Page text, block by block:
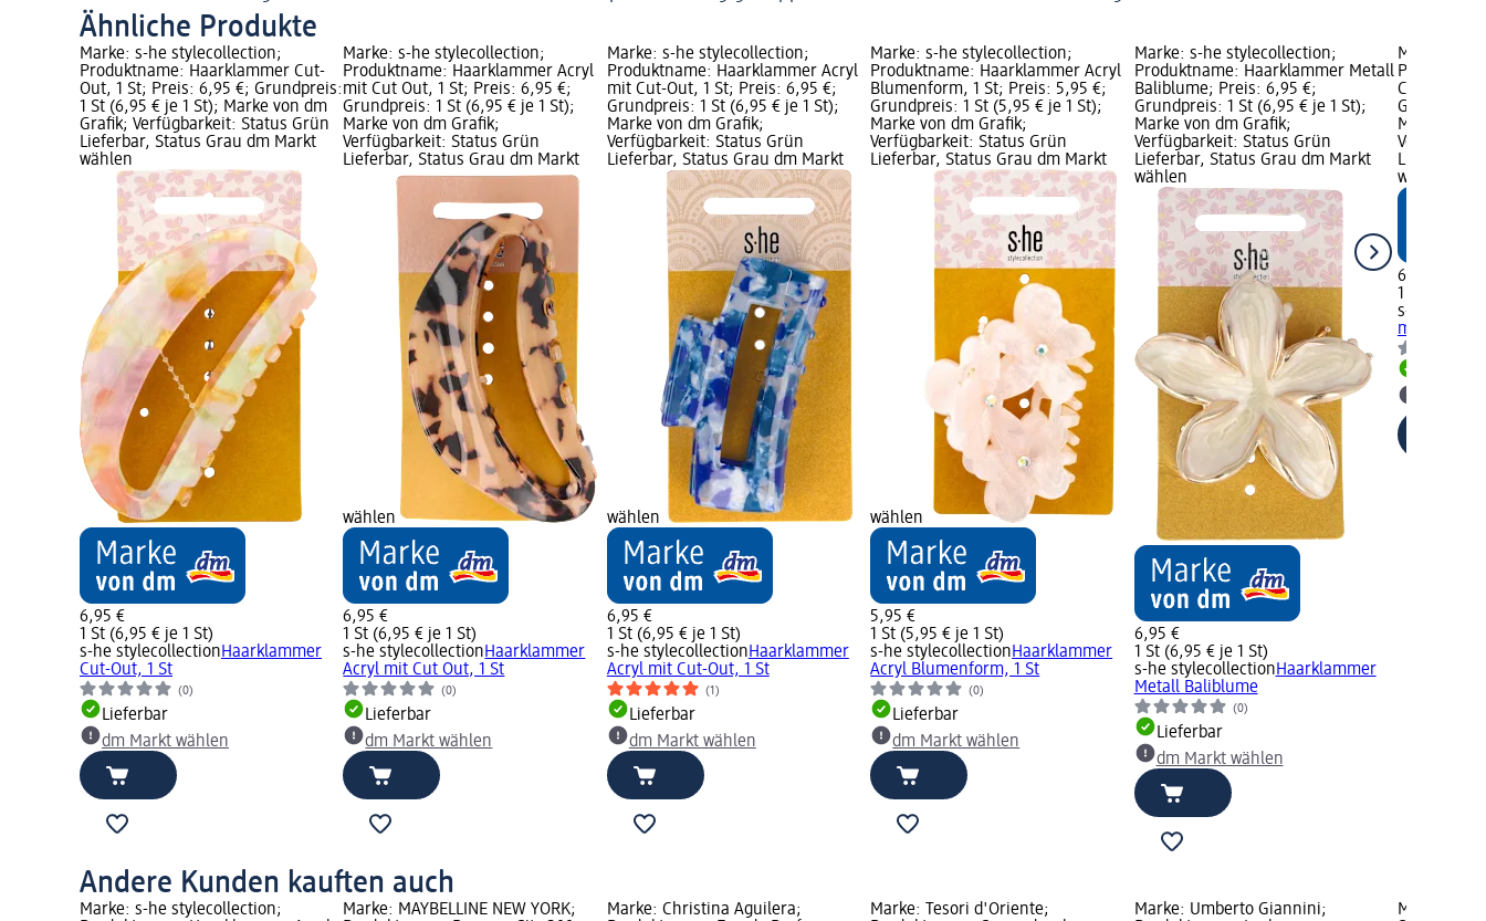
Ähnliche Produkte
Marke: s-he stylecollection;
Produktname: Haarklammer Cut-
Out, 1 St; Preis: 6,95 €; Grundpreis:
1 St (6,95 € je 1 St); Marke von dm
Grafik; Verfügbarkeit: Status Grün
Lieferbar, Status Grau dm Markt
wählen
6,95 €
1 St (6,95 € je 1 St)
s-he stylecollectionHaarklammer
Cut-Out, 1 St
(0)
Lieferbar
dm Markt wählen
Marke: s-he stylecollection;
Produktname: Haarklammer Acryl
mit Cut Out, 1 St; Preis: 6,95 €;
Grundpreis: 1 St (6,95 € je 1 St);
Marke von dm Grafik;
Verfügbarkeit: Status Grün
Lieferbar, Status Grau dm Markt
wählen
6,95 €
1 St (6,95 € je 1 St)
s-he stylecollectionHaarklammer
Acryl mit Cut Out, 1 St
(0)
Lieferbar
dm Markt wählen
Marke: s-he stylecollection;
Produktname: Haarklammer Acryl
mit Cut-Out, 1 St; Preis: 6,95 €;
Grundpreis: 1 St (6,95 € je 1 St);
Marke von dm Grafik;
Verfügbarkeit: Status Grün
Lieferbar, Status Grau dm Markt
wählen
6,95 €
1 St (6,95 € je 1 St)
s-he stylecollectionHaarklammer
Acryl mit Cut-Out, 1 St
(1)
Lieferbar
dm Markt wählen
Marke: s-he stylecollection;
Produktname: Haarklammer Acryl
Blumenform, 1 St; Preis: 5,95 €;
Grundpreis: 1 St (5,95 € je 1 St);
Marke von dm Grafik;
Verfügbarkeit: Status Grün
Lieferbar, Status Grau dm Markt
wählen
5,95 €
1 St (5,95 € je 1 St)
s-he stylecollectionHaarklammer
Acryl Blumenform, 1 St
(0)
Lieferbar
dm Markt wählen
Marke: s-he stylecollection;
Produktname: Haarklammer Metall
Baliblume; Preis: 6,95 €;
Grundpreis: 1 St (6,95 € je 1 St);
Marke von dm Grafik;
Verfügbarkeit: Status Grün
Lieferbar, Status Grau dm Markt
wählen
6,95 €
1 St (6,95 € je 1 St)
s-he stylecollectionHaarklammer
Metall Baliblume
(0)
Lieferbar
dm Markt wählen
Marke: s-
Cut-Out
Marke von
Lieferbar,
wählen
6,95 €
1 St (6,95 €
s-he
mit Cut-Out
Andere Kunden kauften auch
Marke: s-he stylecollection;
Marke: MAYBELLINE NEW YORK;
Marke: Christina Aguilera;
Marke: Tesori d'Oriente;
Marke: Umberto Giannini;
Marke: